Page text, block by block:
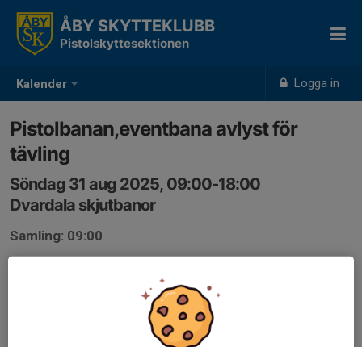
Kalender Logga in
ÅBY SKYTTEKLUBB
Pistolskyttesektionen
Pistolbanan,eventbana avlyst för
tävling
Söndag 31 aug 2025, 09:00-18:00
Dvardala skjutbanor
Samling: 09:00